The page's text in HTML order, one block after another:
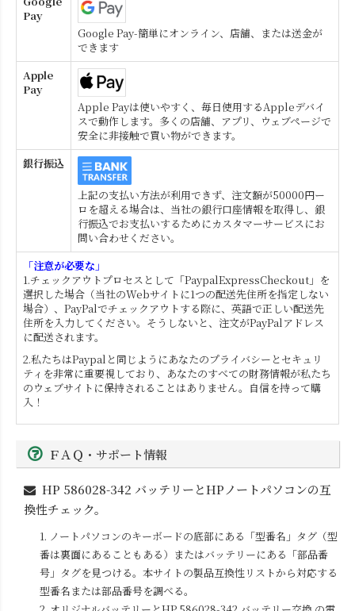
Pay
Google Pay-簡単にオンライン、店舗、または送金が
できます
Apple
Pay
Apple Payは使いやすく、毎日使用するAppleデバイ
スで動作します。多くの店舗、アプリ、ウェブページで
安全に非接触で買い物ができます。
銀行振込
上記の支払い方法が利用できず、注文額が50000円ー
ロを超える場合は、当社の銀行口座情報を取得し、銀
行振込でお支払いするためにカスタマーサービスにお
問い合わせください。
「注意が必要な」
1.チェックアウトプロセスとして「PaypalExpressCheckout」を
選択した場合（当社のWebサイトに1つの配送先住所を指定しない
場合）、PayPalでチェックアウトする際に、英語で正しい配送先
住所を入力してください。そうしないと、注文がPayPalアドレス
に配送されます。
2.私たちはPaypalと同じようにあなたのプライバシーとセキュリ
ティを非常に重要視しており、あなたのすべての財務情報が私たち
のウェブサイトに保持されることはありません。自信を持って購
入！
ＦＡＱ・サポート情報
HP 586028-342 バッテリーとHPノートパソコンの互
換性チェック。
1. ノートパソコンのキーボードの底部にある「型番名」タグ（型
番は裏面にあることもある）またはバッテリーにある「部品番
号」タグを見つける。本サイトの製品互換性リストから対応する
型番名または部品番号を調べる。